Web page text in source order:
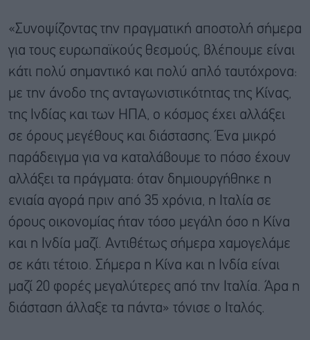
«Συνοψίζοντας την πραγματική αποστολή σήμερα
για τους ευρωπαϊκούς θεσμούς, βλέπουμε είναι
κάτι πολύ σημαντικό και πολύ απλό ταυτόχρονα:
με την άνοδο της ανταγωνιστικότητας της Κίνας,
της Ινδίας και των ΗΠΑ, ο κόσμος έχει αλλάξει
σε όρους μεγέθους και διάστασης. Ένα μικρό
παράδειγμα για να καταλάβουμε το πόσο έχουν
αλλάξει τα πράγματα: όταν δημιουργήθηκε η
ενιαία αγορά πριν από 35 χρόνια, η Ιταλία σε
όρους οικονομίας ήταν τόσο μεγάλη όσο η Κίνα
και η Ινδία μαζί. Αντιθέτως σήμερα χαμογελάμε
σε κάτι τέτοιο. Σήμερα η Κίνα και η Ινδία είναι
μαζί 20 φορές μεγαλύτερες από την Ιταλία. Άρα η
διάσταση άλλαξε τα πάντα» τόνισε ο Ιταλός.